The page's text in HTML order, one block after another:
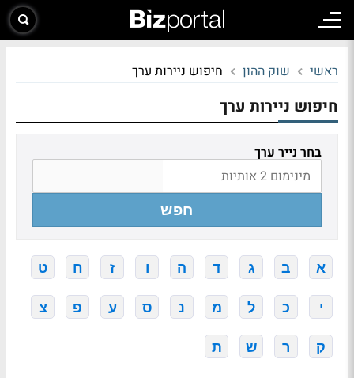
ראשי שוק ההון חיפוש ניירות ערך
חיפוש ניירות ערך
בחר נייר ערך
חפש
א ב ג ד ה ו ז ח ט
י כ ל מ נ ס ע פ צ
ק ר ש ת